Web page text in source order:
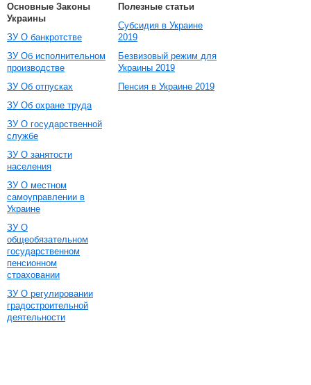
Основные Законы
Украины
ЗУ О банкротстве
ЗУ Об исполнительном
производстве
ЗУ Об отпусках
ЗУ Об охране труда
ЗУ О государственной
службе
ЗУ О занятости
населения
ЗУ О местном
самоуправлении в
Украине
ЗУ О
общеобязательном
государственном
пенсионном
страховании
ЗУ О регулировании
градостроительной
деятельности
Полезные статьи
Субсидия в Украине
2019
Безвизовый режим для
Украины 2019
Пенсия в Украине 2019